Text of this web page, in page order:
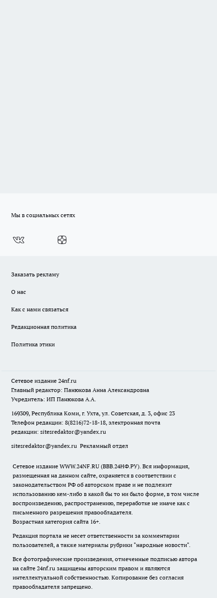
Мы в социальных сетях
Заказать рекламу
О нас
Как с нами связаться
Редакционная политика
Политика этики
Сетевое издание 24nf.ru
Главный редактор: Панюкова Анна Александровна
Учредитель: ИП Панюкова А.А.
169309, Республика Коми, г. Ухта, ул. Советская, д. 3, офис 23
Телефон редакции: 8(8216)72-18-18, электронная почта
редакции: sitesredaktor@yandex.ru
sitesredaktor@yandex.ru Рекламный отдел
Сетевое издание WWW.24NF.RU (ВВВ.24НФ.РУ). Вся информация,
размещенная на данном сайте, охраняется в соответствии с
законодательством РФ об авторском праве и не подлежит
использованию кем-либо в какой бы то ни было форме, в том числе
воспроизведению, распространению, переработке не иначе как с
письменного разрешения правообладателя.
Возрастная категория сайта 16+.
Редакция портала не несет ответственности за комментарии
пользователей, а также материалы рубрики "народные новости".
Все фотографические произведения, отмеченные подписью автора
на сайте 24nf.ru защищены авторским правом и являются
интеллектуальной собственностью. Копирование без согласия
правообладателя запрещено.